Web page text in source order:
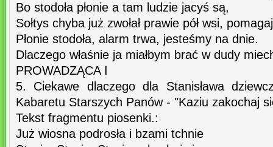
Bo stodoła płonie a tam ludzie jacyś są,
Sołtys chyba już zwołał prawie pół wsi,
Płonie stodoła, alarm trwa, jesteśmy na dnie.
Dlaczego właśnie ja miałbym brać w dudy
PROWADZĄCA I
5. Ciekawe dlaczego dla Stanisława
Kabaretu Starszych Panów - "Kaziu zakochaj
Tekst fragmentu piosenki.:
Już wiosna podrosła i bzami tchnie